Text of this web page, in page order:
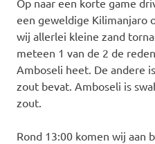
een geweldige Kilimanjaro
wij allerlei kleine zand
meteen 1 van de 2 de
Amboseli heet. De andere
zout bevat. Amboseli is
zout.
Rond 13:00 komen wij aan